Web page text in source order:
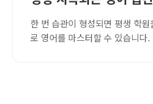
한 번 습관이 형성되면 평생 학
로 영어를 마스터할 수 있습니다.